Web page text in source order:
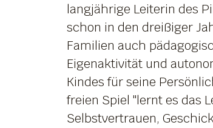
langjährige Leiterin des
schon in den dreißiger
Familien auch
Eigenaktivität und
Kindes für seine
freien Spiel "lernt es das
Selbstvertrauen,